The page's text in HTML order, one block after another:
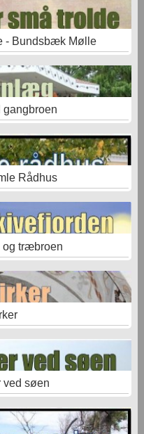
- Bundsbæk Mølle
Rådhus
og træbroen
søen